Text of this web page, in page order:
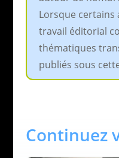
Lorsque
travail éditorial
thématiques
publiés sous
Continuez